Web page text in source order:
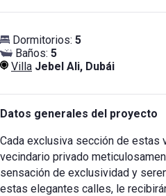
Dormitorios: 5
Baños: 5
Villa Jebel Ali, Dubái
Datos generales del proyecto
Cada exclusiva sección de estas
vecindario privado
sensación de exclusividad y
estas elegantes calles, le